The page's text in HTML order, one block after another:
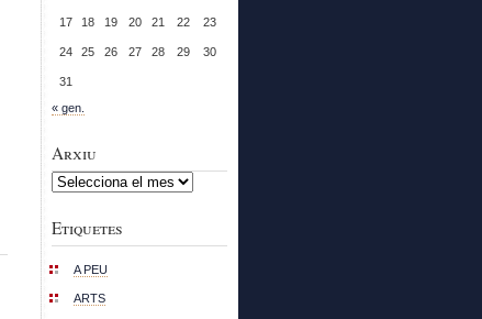
17 18 19 20 21 22 23
24 25 26 27 28 29 30
31
« gen.
Arxiu
Arxiu
Etiquetes
A PEU
ARTS